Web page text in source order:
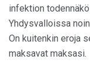
infektion
Yhdysvalloissa
On kuitenkin eroja
maksavat maksasi.